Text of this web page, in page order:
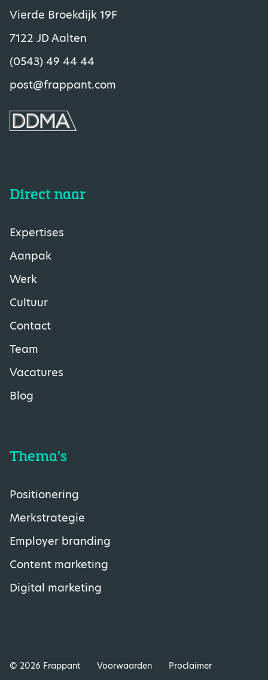
Vierde Broekdijk 19F
7122 JD Aalten
(0543) 49 44 44
post@frappant.com
Direct naar
Expertises
Aanpak
Werk
Cultuur
Contact
Team
Vacatures
Blog
Thema's
Positionering
Merkstrategie
Employer branding
Content marketing
Digital marketing
© 2026 Frappant Voorwaarden
Proclaimer